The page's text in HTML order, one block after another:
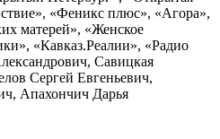
«Феникс плюс», «Агора»,
матерей», «Женское
«Кавказ.Реалии», «Радио
Савицкая
Сергей Евгеньевич,
Апахончич Дарья